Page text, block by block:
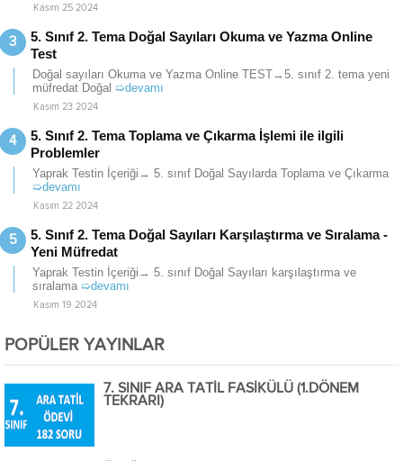
Kasım 25 2024
5. Sınıf 2. Tema Doğal Sayıları Okuma ve Yazma Online
Test
Doğal sayıları Okuma ve Yazma Online TEST→5. sınıf 2. tema yeni
müfredat Doğal ➯devamı
Kasım 23 2024
5. Sınıf 2. Tema Toplama ve Çıkarma İşlemi ile ilgili
Problemler
Yaprak Testin İçeriği→ 5. sınıf Doğal Sayılarda Toplama ve Çıkarma
➯devamı
Kasım 22 2024
5. Sınıf 2. Tema Doğal Sayıları Karşılaştırma ve Sıralama -
Yeni Müfredat
Yaprak Testin İçeriği→ 5. sınıf Doğal Sayıları karşılaştırma ve
sıralama ➯devamı
Kasım 19 2024
POPÜLER YAYINLAR
7. SINIF ARA TATİL FASİKÜLÜ (1.DÖNEM
TEKRARI)